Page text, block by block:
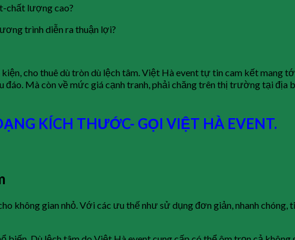
chất lượng cao?
trình diễn ra thuận lợi?
cho thuê dù tròn dù lệch tâm. Việt Hà event tự tin cam kết mang
Mà còn về mức giá cạnh tranh, phải chăng trên thị trường tại địa
KÍCH THƯỚC- GỌI VIỆT HÀ EVENT.
không gian nhỏ. Với các ưu thế như sử dụng đơn giản, nhanh